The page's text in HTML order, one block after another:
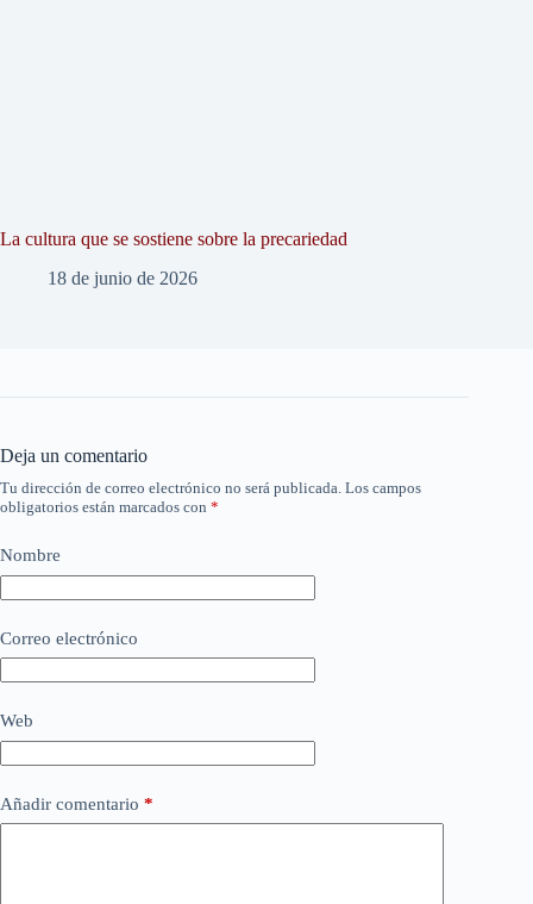
La cultura que se sostiene sobre la precariedad
18 de junio de 2026
Deja un comentario
Tu dirección de correo electrónico no será publicada. Los campos
obligatorios están marcados con *
Nombre
Correo electrónico
Web
Añadir comentario *